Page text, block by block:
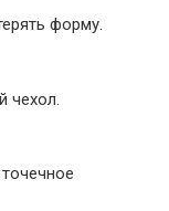
форму.
чехол.